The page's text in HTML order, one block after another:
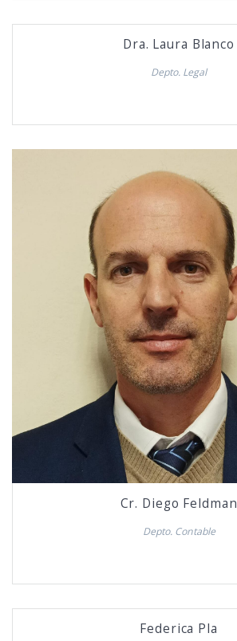
Dra. Laura Blanco
Depto. Legal
Cr. Diego Feldman
Depto. Contable
Federica Pla